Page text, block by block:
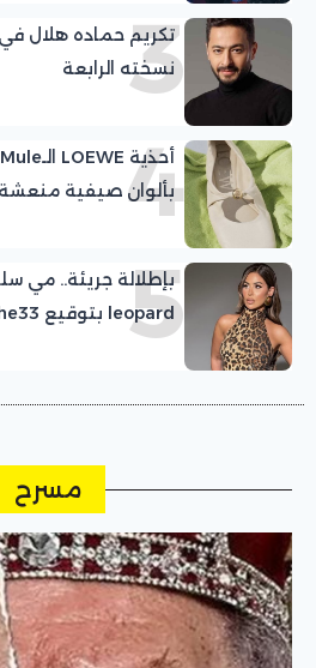
3
تكريم حماده هلال
نسخته الرابعة
4
بألوان صيفية منعشة
5
بإطلالة جريئة.. مي
leopard بتوقيع heshe33
مسرح